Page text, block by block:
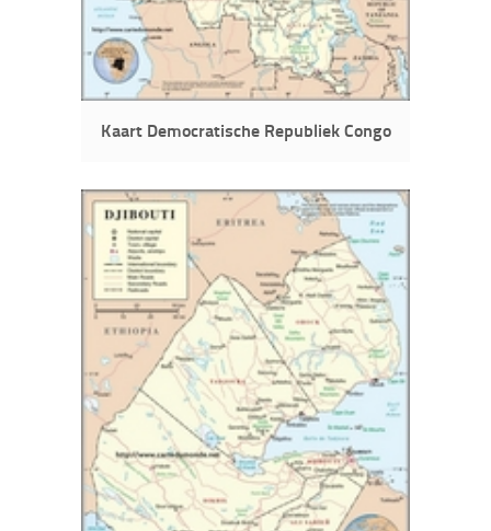
Kaart Democratische Republiek Congo